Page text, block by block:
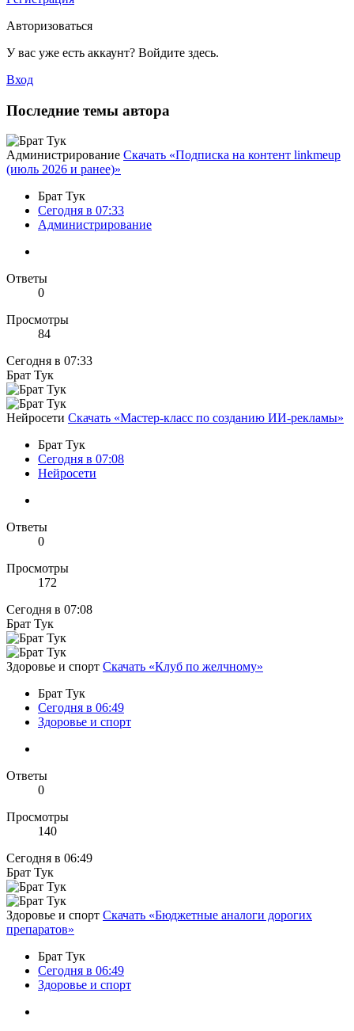
Авторизоваться
У вас уже есть аккаунт? Войдите здесь.
Вход
Последние темы автора
Администрирование Скачать «Подписка на контент linkmeup
(июль 2026 и ранее)»
Брат Тук
Сегодня в 07:33
Администрирование
Ответы
0
Просмотры
84
Сегодня в 07:33
Брат Тук
Нейросети Скачать «Мастер-класс по созданию ИИ-рекламы»
Брат Тук
Сегодня в 07:08
Нейросети
Ответы
0
Просмотры
172
Сегодня в 07:08
Брат Тук
Здоровье и спорт Скачать «Клуб по желчному»
Брат Тук
Сегодня в 06:49
Здоровье и спорт
Ответы
0
Просмотры
140
Сегодня в 06:49
Брат Тук
Здоровье и спорт Скачать «Бюджетные аналоги дорогих
препаратов»
Брат Тук
Сегодня в 06:49
Здоровье и спорт